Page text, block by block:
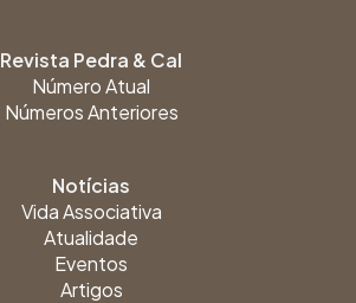
Revista Pedra & Cal
Número Atual
Números Anteriores
Notícias
Vida Associativa
Atualidade
Eventos
Artigos